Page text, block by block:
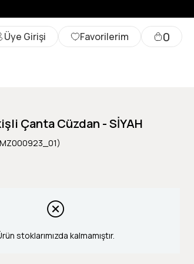
Üye Girişi Favorilerim 0
Çanta Cüzdan - SİYAH
stoklarımızda kalmamıştır.